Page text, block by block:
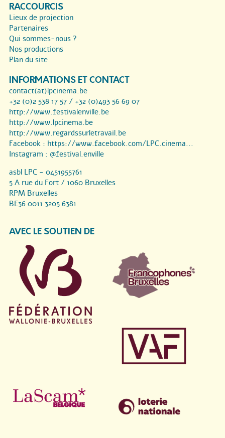
RACCOURCIS
Lieux de projection
Partenaires
Qui sommes-nous ?
Nos productions
Plan du site
INFORMATIONS ET CONTACT
contact(at)lpcinema.be
+32 (0)2 538 17 57 / +32 (0)493 56 69 07
http://www.festivalenville.be
http://www.lpcinema.be
http://www.regardssurletravail.be
Facebook : https://www.facebook.com/LPC.cinema...
Instagram : @festival.enville
asbl LPC - 0451955761
5 A rue du Fort / 1060 Bruxelles
RPM Bruxelles
BE36 0011 3205 6381
AVEC LE SOUTIEN DE